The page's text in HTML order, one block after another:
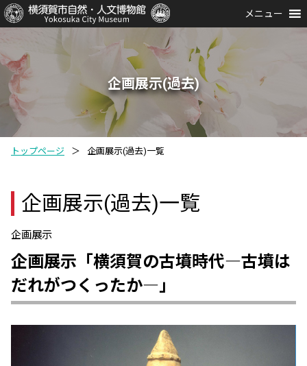
メニュー
企画展示(過去)
トップページ ＞ 企画展示(過去)一覧
企画展示(過去)一覧
企画展示
企画展示「横須賀の古墳時代―古墳は
だれがつくったか―」